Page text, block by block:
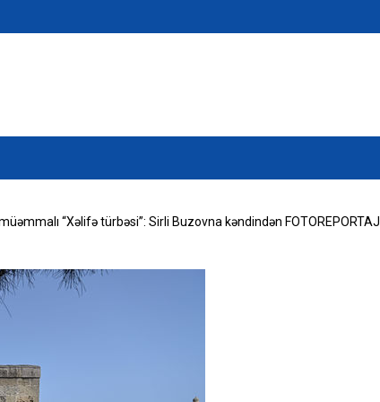
“Xəlifə türbəsi”: Sirli Buzovna kəndindən FOTOREPORTAJ